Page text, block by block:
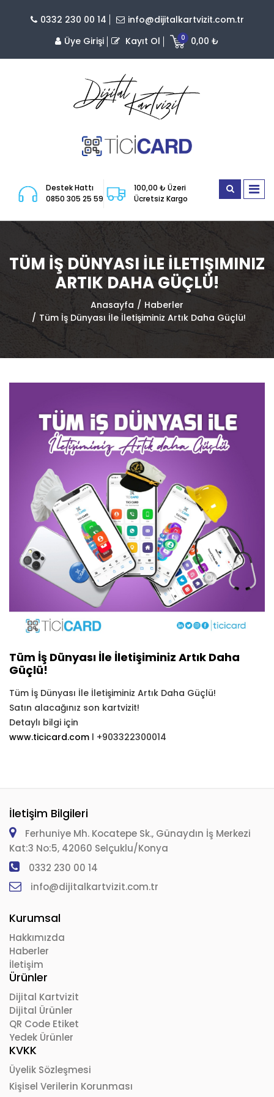
0332 230 00 14
info@dijitalkartvizit.com.tr
Üye Girişi
Kayıt Ol 0 0,00 ₺
Destek Hattı
0850 305 25 59
100,00 ₺ Üzeri
Ücretsiz Kargo
TÜM İŞ DÜNYASI İLE İLETIŞIMINIZ
ARTIK DAHA GÜÇLÜ!
Anasayfa
Haberler
Tüm İş Dünyası İle İletişiminiz Artık Daha Güçlü!
Tüm İş Dünyası İle İletişiminiz Artık Daha
Güçlü!
Tüm İş Dünyası İle İletişiminiz Artık Daha Güçlü!
Satın alacağınız son kartvizit!
Detaylı bilgi için
www.ticicard.com l +903322300014
İletişim Bilgileri
Ferhuniye Mh. Kocatepe Sk., Günaydın İş Merkezi
Kat:3 No:5, 42060 Selçuklu/Konya
0332 230 00 14
info@dijitalkartvizit.com.tr
Kurumsal
Hakkımızda
Haberler
İletişim
Ürünler
Dijital Kartvizit
Dijital Ürünler
QR Code Etiket
Yedek Ürünler
KVKK
Üyelik Sözleşmesi
Kişisel Verilerin Korunması